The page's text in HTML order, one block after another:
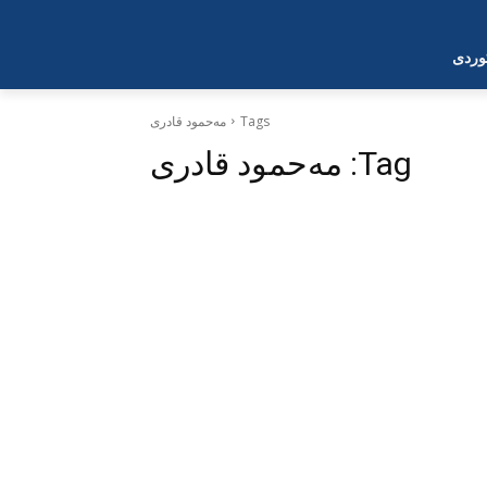
Tags مەحمود قادری
Tag: مەحمود قادری